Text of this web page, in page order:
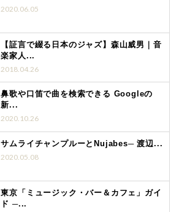
2020.06.05
【証言で綴る日本のジャズ】森山威男｜音
楽家人...
2018.04.26
鼻歌や口笛で曲を検索できる Googleの
新...
2020.10.26
サムライチャンプルーとNujabes─ 渡辺...
2020.05.08
東京「ミュージック・バー＆カフェ」ガイ
ド ─...